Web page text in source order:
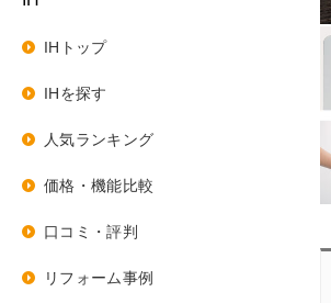
IHトップ
IHを探す
人気ランキング
価格・機能比較
口コミ・評判
リフォーム事例